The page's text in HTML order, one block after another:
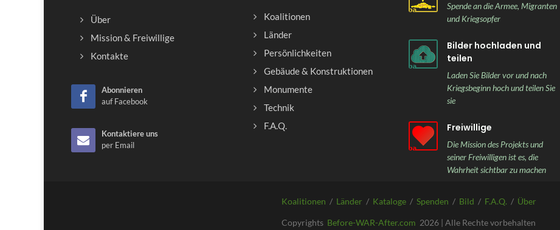
Über
Mission & Freiwillige
Kontakte
Abonnieren
auf Facebook
Kontaktiere uns
per Email
Koalitionen
Länder
Persönlichkeiten
Gebäude & Konstruktionen
Monumente
Technik
F.A.Q.
Spende an die Armee, Migranten
und Kriegsopfer
Bilder hochladen und
teilen
Laden Sie Bilder vor und nach
Kriegsbeginn hoch und teilen Sie
sie
Freiwillige
Die Mission des Projekts und
seiner Freiwilligen ist es, die
Wahrheit sichtbar zu machen
Koalitionen / Länder / Kataloge / Spenden / Bild / F.A.Q. / Über
Copyrights Before-WAR-After.com 2026 | Alle Rechte vorbehalten